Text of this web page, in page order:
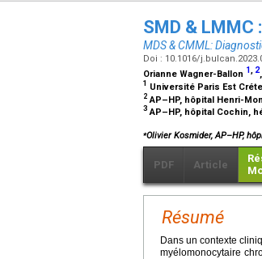
SMD &
MDS & CMML:
Doi : 10.1016/
Orianne Wagner-Ballon 1, 2
1 Université Paris Est
2 AP–HP, hôpital Henri-
3 AP–HP, hôpital Cochin,
⁎Olivier Kosmider, AP–HP,
PDF Article
Résumé
Dans un contexte
myélomonocytaire